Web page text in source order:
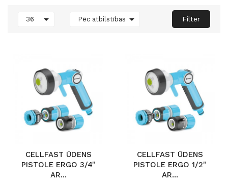
36  Pēc atbilstības  Filter
CELLFAST ŪDENS
PISTOLE ERGO 3/4"
AR...
CELLFAST ŪDENS
PISTOLE ERGO 1/2"
AR...